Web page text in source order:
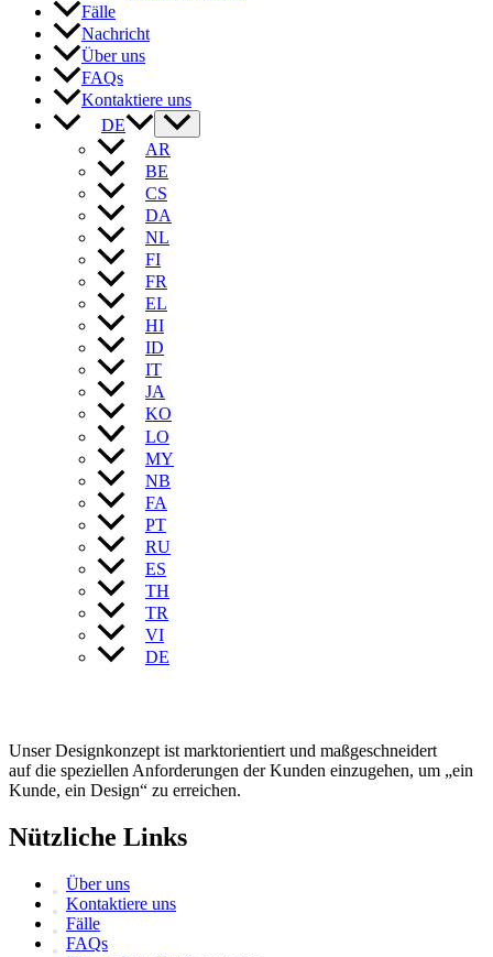
Fälle
Nachricht
Über uns
FAQs
Kontaktiere uns
DE
AR
BE
CS
DA
NL
FI
FR
EL
HI
ID
IT
JA
KO
LO
MY
NB
FA
PT
RU
ES
TH
TR
VI
DE
Unser Designkonzept ist marktorientiert und maßgeschneidert
auf die speziellen Anforderungen der Kunden einzugehen, um „ein
Kunde, ein Design“ zu erreichen.
Nützliche Links
Über uns
Kontaktiere uns
Fälle
FAQs